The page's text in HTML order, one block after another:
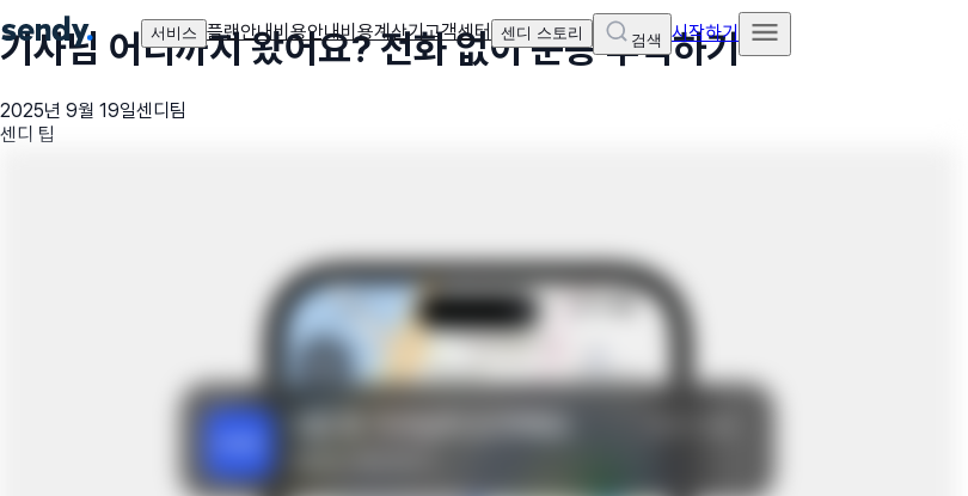
서비스 플랜안내비용안내비용계산기고객센터 센디 스토리 검색 시작하기
기사님 어디까지 왔어요? 전화 없이 운송 추적하기
2025년 9월 19일센디팀
센디 팁